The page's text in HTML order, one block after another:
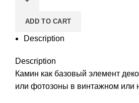
ADD TO CART
Description
Description
Камин как базовый элемент
или фотозоны в винтажном или